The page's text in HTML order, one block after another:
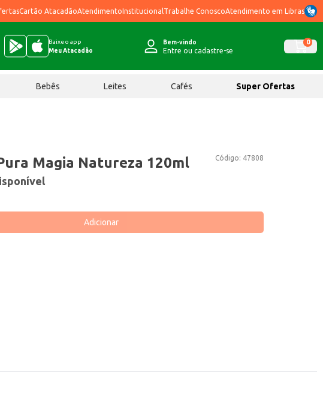
Cartão AtacadãoAtendimentoInstitucional Trabalhe ConoscoAtendimento em Libras
Baixe o app
Meu Atacadão
Bem-vindo
Entre ou cadastre-se
0
Bebês Leites Cafés Super Ofertas
Código: 47808
Magia Natureza 120ml
Adicionar